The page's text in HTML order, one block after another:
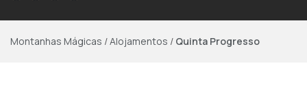
Montanhas Mágicas /Alojamentos / Quinta Progresso